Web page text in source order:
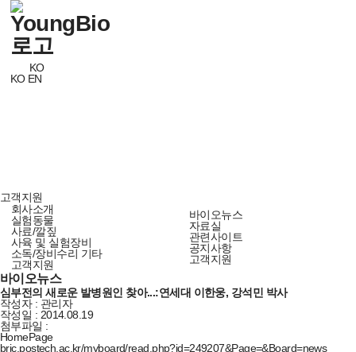
KO
KO EN
고객지원
회사소개
실험동물
사료/깔짚
사육 및 실험장비
소독/장비수리 기타
고객지원
바이오뉴스
자료실
관련사이트
공지사항
고객지원
바이오뉴스
심부전의 새로운 발병원인 찾아...:연세대 이한웅, 강석민 박사
작성자: 관리자
작성일 : 2014.08.19
첨부파일 :
HomePage
bric.postech.ac.kr/myboard/read.php?id=249207&Page=&Board=news